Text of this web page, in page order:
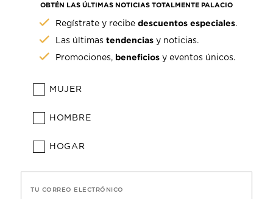
OBTÉN LAS ÚLTIMAS NOTICIAS TOTALMENTE PALACIO
Regístrate y recibedescuentos especiales.
Las últimastendencias y noticias.
Promociones, beneficios y eventos únicos.
MUJER
HOMBRE
HOGAR
TU CORREO ELECTRÓNICO